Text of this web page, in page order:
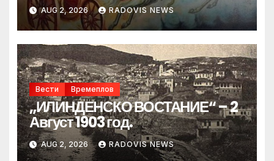
AUG 2, 2026 RADOVIS NEWS
Вести Времеплов
„ИЛИНДЕНСКО ВОСТАНИЕ“ – 2
Август 1903 год.
AUG 2, 2026 RADOVIS NEWS